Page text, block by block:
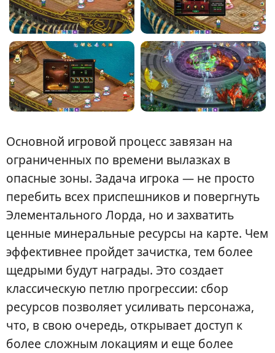
Основной игровой процесс завязан на
ограниченных по времени вылазках в
опасные зоны. Задача игрока — не просто
перебить всех приспешников и повергнуть
Элементального Лорда, но и захватить
ценные минеральные ресурсы на карте. Чем
эффективнее пройдет зачистка, тем более
щедрыми будут награды. Это создает
классическую петлю прогрессии: сбор
ресурсов позволяет усиливать персонажа,
что, в свою очередь, открывает доступ к
более сложным локациям и еще более